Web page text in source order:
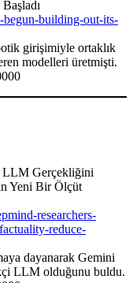
begun-building-out-its-
girişimiyle ortaklık
modelleri üretmişti.
LLM Gerçekliğini
Yeni Bir Ölçüt
researchers-
reduce-
dayanarak Gemini
LLM olduğunu buldu.